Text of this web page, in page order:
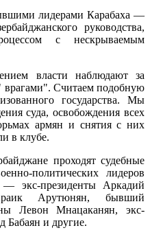
лидерами Карабаха —
руководства,
с нескрываемым
власти наблюдают за
Считаем подобную
государства. Мы
суда, освобождения всех
армян и снятия с них
в клубе.
проходят судебные
политических лидеров
экс-президенты Аркадий
Арутюнян, бывший
Левон Мнацаканян, экс-
Бабаян и другие.